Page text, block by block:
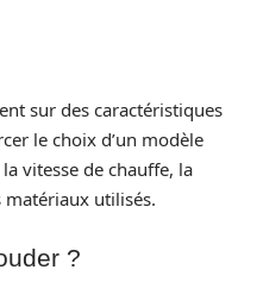
sur des caractéristiques
le choix d’un modèle
vitesse de chauffe, la
matériaux utilisés.
?